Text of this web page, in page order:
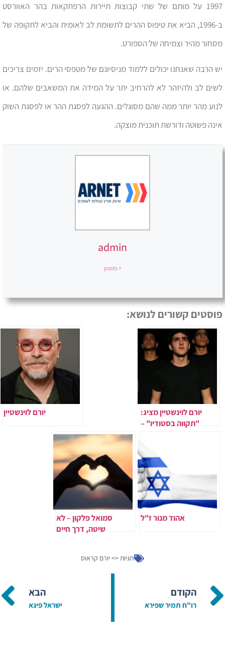
1997 על מותם של שתי קבוצות תיירות הרפתקאות בהר האוורסט
ב-1996, הביא את טיפוס ההרים לתשומת לב לאומית והביא לתקופה של
מסחור מהיר וצמיחה של הספורט.
יש הרבה שאנחנו יכולים ללמוד מניסיונם של מטפסי הרים. יזמים צריכים
לשים לב ולהיזהר לא להרחיב יתר על המידה את המשאבים שלהם. או
לנוע מהר יותר ממה שהם מסוגלים. ההגעה לפסגת ההר או לפסגת השוק
אינה פשוטה ודורשת תוכנית מוצקה.
admin
+ posts
פוסטים קשורים לנושא:
יורם לוינשטיין מציג:
"תקווה בסטודיו" –
יורם לוינשטיין
אהוד מנור ז"ל
סמואל פלקון – לא
שיטה, דרך חיים
תגיות =>יורם קראוס
הקודם
רו"ח תמיר שפירא
הבא
ישראל פיגא